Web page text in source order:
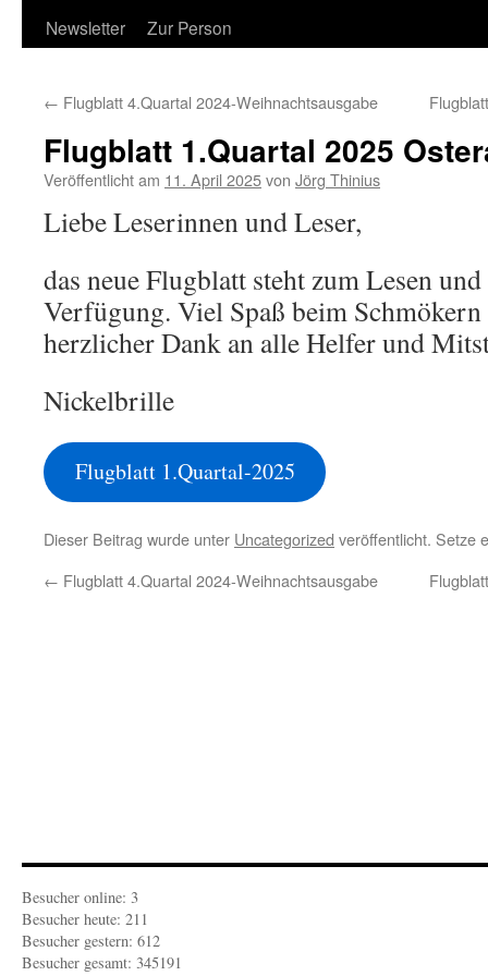
Newsletter
Zur Person
← Flugblatt 4.Quartal 2024-Weihnachtsausgabe
Flugblatt 1.Quartal 2025
Veröffentlicht am 11. April 2025von Jörg Thinius
Liebe Leserinnen und Leser,
das neue Flugblatt steht zum Lesen
Verfügung. Viel Spaß beim
herzlicher Dank an alle Helfer und
Nickelbrille
Flugblatt 1.Quartal-2025
Dieser Beitrag wurde unter Uncategorized veröffentlicht. Setze
← Flugblatt 4.Quartal 2024-Weihnachtsausgabe
Besucher online: 3
Besucher heute: 211
Besucher gestern: 612
Besucher gesamt: 345191